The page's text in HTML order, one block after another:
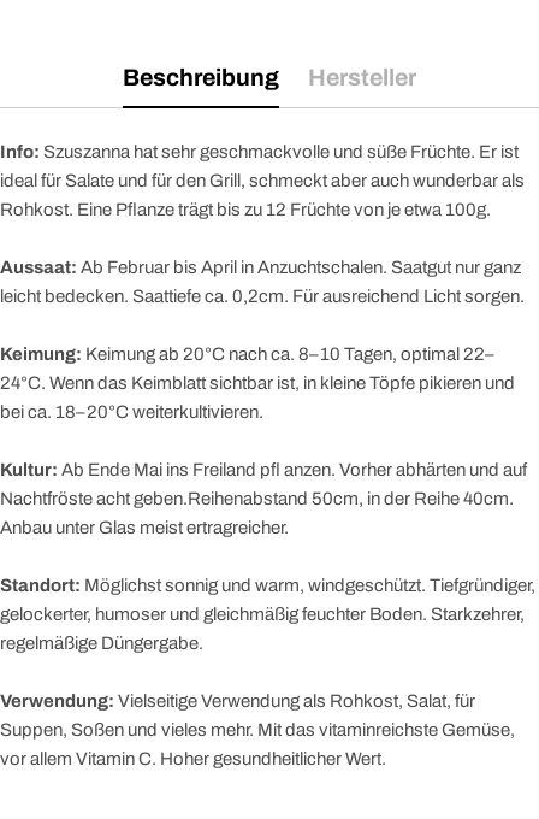
Beschreibung Hersteller
Info: Szuszanna hat sehr geschmackvolle und süße Früchte. Er ist
ideal für Salate und für den Grill, schmeckt aber auch wunderbar als
Rohkost. Eine Pflanze trägt bis zu 12 Früchte von je etwa 100g.
Aussaat: Ab Februar bis April in Anzuchtschalen. Saatgut nur ganz
leicht bedecken. Saattiefe ca. 0,2cm. Für ausreichend Licht sorgen.
Keimung: Keimung ab 20°C nach ca. 8–10 Tagen, optimal 22–
24°C. Wenn das Keimblatt sichtbar ist, in kleine Töpfe pikieren und
bei ca. 18–20°C weiterkultivieren.
Kultur: Ab Ende Mai ins Freiland pfl anzen. Vorher abhärten und auf
Nachtfröste acht geben.Reihenabstand 50cm, in der Reihe 40cm.
Anbau unter Glas meist ertragreicher.
Standort: Möglichst sonnig und warm, windgeschützt. Tiefgründiger,
gelockerter, humoser und gleichmäßig feuchter Boden. Starkzehrer,
regelmäßige Düngergabe.
Verwendung: Vielseitige Verwendung als Rohkost, Salat, für
Suppen, Soßen und vieles mehr. Mit das vitaminreichste Gemüse,
vor allem Vitamin C. Hoher gesundheitlicher Wert.